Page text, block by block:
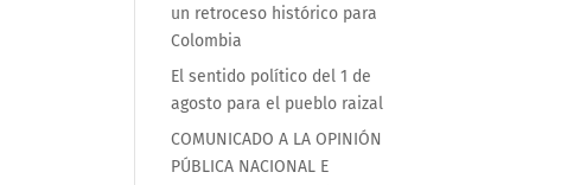
un retroceso histórico para
Colombia
El sentido político del 1 de
agosto para el pueblo raizal
COMUNICADO A LA OPINIÓN
PÚBLICA NACIONAL E